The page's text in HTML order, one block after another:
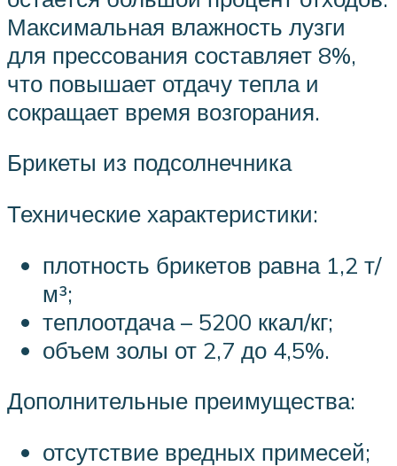
Максимальная влажность лузги
для прессования составляет 8%,
что повышает отдачу тепла и
сокращает время возгорания.
Брикеты из подсолнечника
Технические характеристики:
плотность брикетов равна 1,2 т/
м³;
теплоотдача – 5200 ккал/кг;
объем золы от 2,7 до 4,5%.
Дополнительные преимущества:
отсутствие вредных примесей;